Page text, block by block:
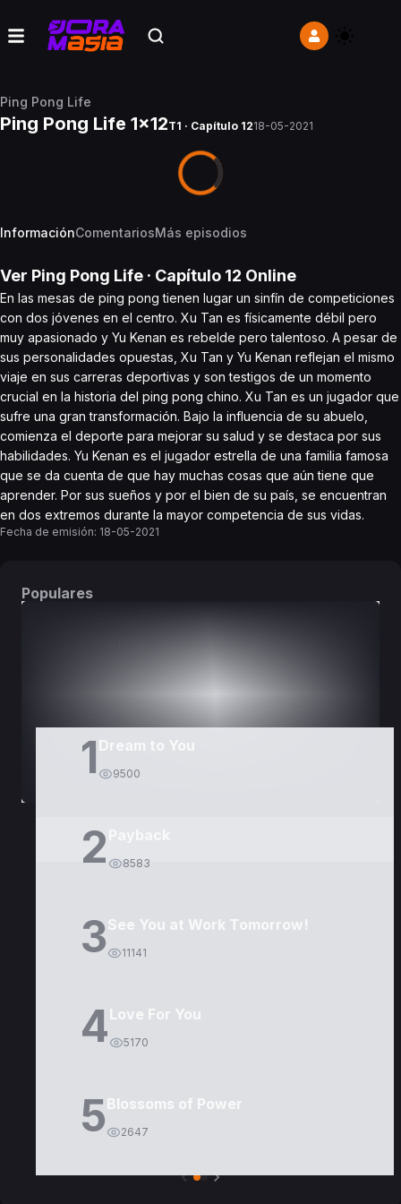
Ping Pong Life
Ping Pong Life 1x12T1 · Capítulo 1218-05-2021
InformaciónComentariosMás episodios
Ver Ping Pong Life · Capítulo 12 Online
En las mesas de ping pong tienen lugar un sinfín de competiciones
con dos jóvenes en el centro. Xu Tan es físicamente débil pero
muy apasionado y Yu Kenan es rebelde pero talentoso. A pesar de
sus personalidades opuestas, Xu Tan y Yu Kenan reflejan el mismo
viaje en sus carreras deportivas y son testigos de un momento
crucial en la historia del ping pong chino. Xu Tan es un jugador que
sufre una gran transformación. Bajo la influencia de su abuelo,
comienza el deporte para mejorar su salud y se destaca por sus
habilidades. Yu Kenan es el jugador estrella de una familia famosa
que se da cuenta de que hay muchas cosas que aún tiene que
aprender. Por sus sueños y por el bien de su país, se encuentran
en dos extremos durante la mayor competencia de sus vidas.
Fecha de emisión: 18-05-2021
Populares
1 Dream to You
9500
2 8583
3See You at Work Tomorrow!
11141
4Love For You
5170
5Blossoms of Power
2647